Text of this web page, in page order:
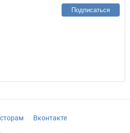
Подписаться
Вконтакте